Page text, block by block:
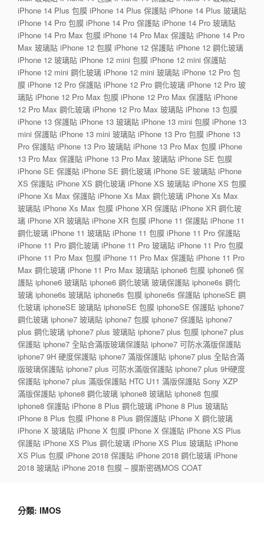
iPhone 14 Plus 包膜 iPhone 14 Plus 保護貼 iPhone 14 Plus 玻璃貼
iPhone 14 Pro 包膜 iPhone 14 Pro 保護貼 iPhone 14 Pro 玻璃貼
iPhone 14 Pro Max 包膜 iPhone 14 Pro Max 保護貼 iPhone 14 Pro
Max 玻璃貼 iPhone 12 包膜 iPhone 12 保護貼 iPhone 12 鋼化玻璃
iPhone 12 玻璃貼 iPhone 12 mini 包膜 iPhone 12 mini 保護貼
iPhone 12 mini 鋼化玻璃 iPhone 12 mini 玻璃貼 iPhone 12 Pro 包
膜 iPhone 12 Pro 保護貼 iPhone 12 Pro 鋼化玻璃 iPhone 12 Pro 玻
璃貼 iPhone 12 Pro Max 包膜 iPhone 12 Pro Max 保護貼 iPhone
12 Pro Max 鋼化玻璃 iPhone 12 Pro Max 玻璃貼 iPhone 13 包膜
iPhone 13 保護貼 iPhone 13 玻璃貼 iPhone 13 mini 包膜 iPhone 13
mini 保護貼 iPhone 13 mini 玻璃貼 iPhone 13 Pro 包膜 iPhone 13
Pro 保護貼 iPhone 13 Pro 玻璃貼 iPhone 13 Pro Max 包膜 iPhone
13 Pro Max 保護貼 iPhone 13 Pro Max 玻璃貼 iPhone SE 包膜
iPhone SE 保護貼 iPhone SE 鋼化玻璃 iPhone SE 玻璃貼 iPhone
XS 保護貼 iPhone XS 鋼化玻璃 iPhone XS 玻璃貼 iPhone XS 包膜
iPhone Xs Max 保護貼 iPhone Xs Max 鋼化玻璃 iPhone Xs Max
玻璃貼 iPhone Xs Max 包膜 iPhone XR 保護貼 iPhone XR 鋼化玻
璃 iPhone XR 玻璃貼 iPhone XR 包膜 iPhone 11 保護貼 iPhone 11
鋼化玻璃 iPhone 11 玻璃貼 iPhone 11 包膜 iPhone 11 Pro 保護貼
iPhone 11 Pro 鋼化玻璃 iPhone 11 Pro 玻璃貼 iPhone 11 Pro 包膜
iPhone 11 Pro Max 包膜 iPhone 11 Pro Max 保護貼 iPhone 11 Pro
Max 鋼化玻璃 iPhone 11 Pro Max 玻璃貼 iphone6 包膜 iphone6 保
護貼 iphone6 玻璃貼 iphone6 鋼化玻璃 玻璃保護貼 iphone6s 鋼化
玻璃 iphone6s 玻璃貼 iphone6s 包膜 iphone6s 保護貼 iphoneSE 鋼
化玻璃 iphoneSE 玻璃貼 iphoneSE 包膜 iphoneSE 保護貼 iphone7
鋼化玻璃 iphone7 玻璃貼 iphone7 包膜 iphone7 保護貼 iphone7
plus 鋼化玻璃 iphone7 plus 玻璃貼 iphone7 plus 包膜 iphone7 plus
保護貼 iphone7 全貼合滿版玻璃保護貼 iphone7 可防水滿版保護貼
iphone7 9H 硬度保護貼 iphone7 滿版保護貼 iphone7 plus 全貼合滿
版玻璃保護貼 iphone7 plus 可防水滿版保護貼 iphone7 plus 9H硬度
保護貼 iphone7 plus 滿版保護貼 HTC U11 滿版保護貼 Sony XZP
滿版保護貼 iphone8 鋼化玻璃 iphone8 玻璃貼 iphone8 包膜
iphone8 保護貼 iPhone 8 Plus 鋼化玻璃 iPhone 8 Plus 玻璃貼
iPhone 8 Plus 包膜 iPhone 8 Plus 鋼保護貼 iPhone X 鋼化玻璃
iPhone X 玻璃貼 iPhone X 包膜 iPhone X 保護貼 iPhone XS Plus
保護貼 iPhone XS Plus 鋼化玻璃 iPhone XS Plus 玻璃貼 iPhone
XS Plus 包膜 iPhone 2018 保護貼 iPhone 2018 鋼化玻璃 iPhone
2018 玻璃貼 iPhone 2018 包膜 – 膜斯密碼MOS COAT
分類: IMOS